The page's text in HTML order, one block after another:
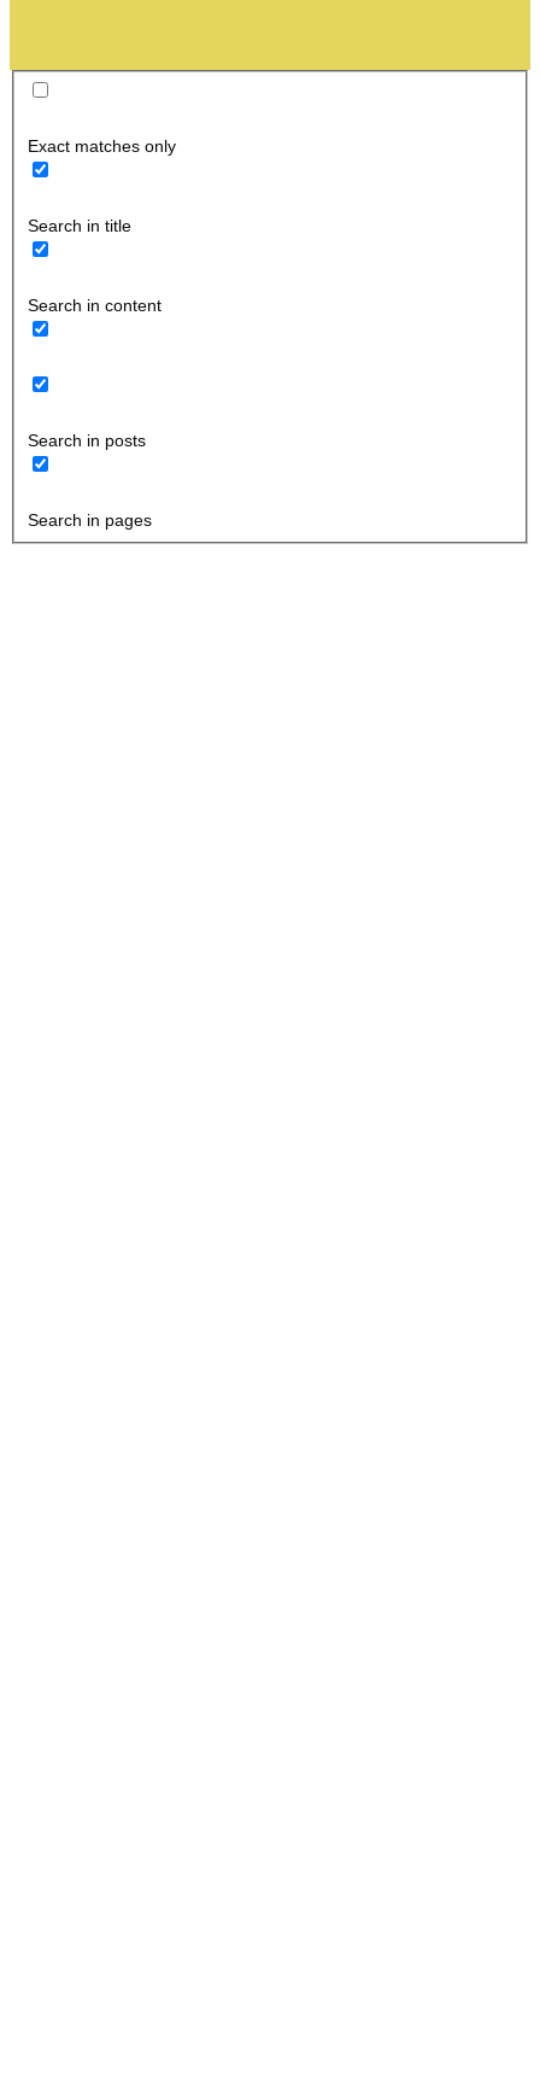
Exact matches only
Search in title
Search in content
Search in posts
Search in pages